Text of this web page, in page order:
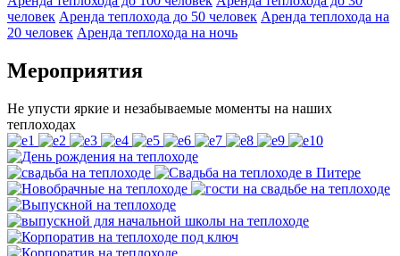
человек Аренда теплохода до 50 человек Аренда теплохода на
20 человек Аренда теплохода на ночь
Мероприятия
Не упусти яркие и незабываемые моменты на наших
теплоходах